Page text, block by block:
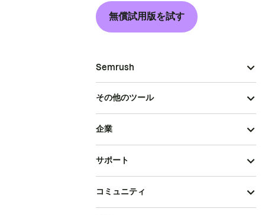
無償試用版を試す
Semrush
その他のツール
企業
サポート
コミュニティ